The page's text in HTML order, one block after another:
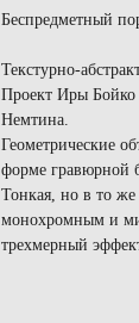
Беспредметный
Текстурно-
Проект Иры Бойко
Немтина.
Геометрические
форме гравюрной
Тонкая, но в то же
монохромным и
трехмерный